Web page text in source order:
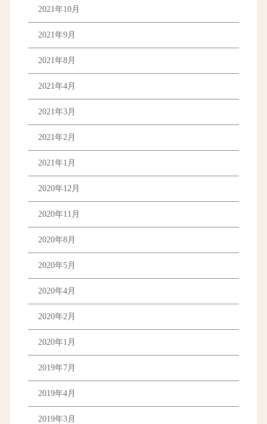
2021年10月
2021年9月
2021年8月
2021年4月
2021年3月
2021年2月
2021年1月
2020年12月
2020年11月
2020年8月
2020年5月
2020年4月
2020年2月
2020年1月
2019年7月
2019年4月
2019年3月